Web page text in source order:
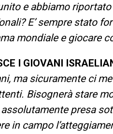
e abbiamo
E’ sempre stato
mondiale e giocare
I GIOVANI
ma sicuramente ci
Bisognerà stare
presa
in campo